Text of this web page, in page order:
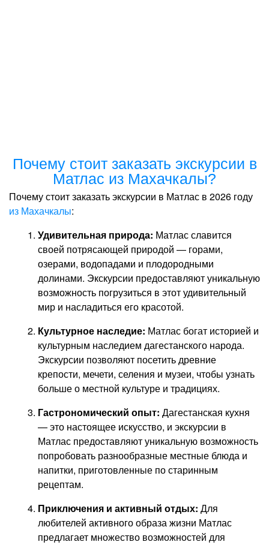
Почему стоит заказать экскурсии в
Матлас из Махачкалы?
Почему стоит заказать экскурсии в Матлас в 2026 году
из Махачкалы:
Удивительная природа: Матлас славится
своей потрясающей природой — горами,
озерами, водопадами и плодородными
долинами. Экскурсии предоставляют уникальную
возможность погрузиться в этот удивительный
мир и насладиться его красотой.
Культурное наследие: Матлас богат историей и
культурным наследием дагестанского народа.
Экскурсии позволяют посетить древние
крепости, мечети, селения и музеи, чтобы узнать
больше о местной культуре и традициях.
Гастрономический опыт: Дагестанская кухня
— это настоящее искусство, и экскурсии в
Матлас предоставляют уникальную возможность
попробовать разнообразные местные блюда и
напитки, приготовленные по старинным
рецептам.
Приключения и активный отдых: Для
любителей активного образа жизни Матлас
предлагает множество возможностей для